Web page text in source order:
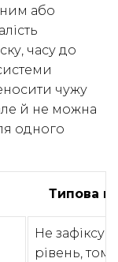
або
часу до
чужу
й не можна
одного
Типова
Не
рівень, тому